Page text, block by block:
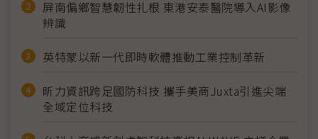
屏南偏鄉智慧韌性扎根 東港安泰醫院導入AI影像
辨識
英特蒙以新一代即時軟體推動工業控制革新
昕力資訊跨足國防科技 攜手美商Juxta引進尖端
全域定位科技